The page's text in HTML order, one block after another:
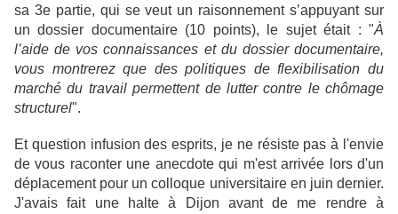
sa 3e partie, qui se veut un raisonnement s’appuyant sur
un dossier documentaire (10 points), le sujet était : "À
l’aide de vos connaissances et du dossier documentaire,
vous montrerez que des politiques de flexibilisation du
marché du travail permettent de lutter contre le chômage
structurel".
Et question infusion des esprits, je ne résiste pas à l'envie
de vous raconter une anecdote qui m'est arrivée lors d'un
déplacement pour un colloque universitaire en juin dernier.
J'avais fait une halte à Dijon avant de me rendre à